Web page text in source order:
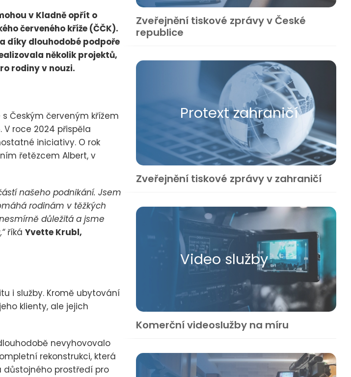
v Kladně opřít o
červeného kříže (ČČK).
díky dlouhodobé podpoře
několik projektů,
rodiny v nouzi.
Českým červeným křížem
roce 2024 přispěla
iniciativy. O rok
řetězcem Albert, v
našeho podnikání. Jsem
rodinám v těžkých
důležitá a jsme
říká Yvette Krubl,
i služby. Kromě ubytování
klienty, ale jejich
nevyhovovalo
rekonstrukci, která
důstojného prostředí pro
Zveřejnění tiskové zprávy v České
republice
Protext zahraničí
Zveřejnění tiskové zprávy v zahraničí
Video služby
Komerční videoslužby na míru